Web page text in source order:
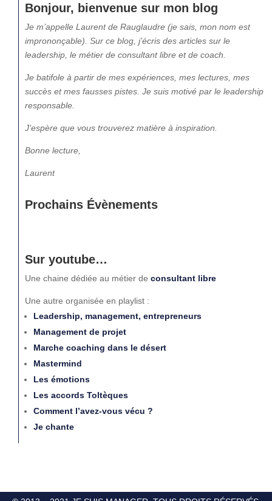
Bonjour, bienvenue sur mon blog
Je m’appelle Laurent de Rauglaudre (je sais, mon nom est
imprononçable). Sur ce blog, j’écris des articles sur le
leadership, le métier de consultant libre et de coach.
Je batifole à partir de mes expériences, mes lectures, mes
succès et mes fausses pistes. Je suis motivé par le leadership
responsable.
J’espère que vous trouverez matière à inspiration.
Bonne lecture,
Laurent
Prochains Évènements
Sur youtube…
Une chaine dédiée au métier de consultant libre
Une autre organisée en playlist :
Leadership, management, entrepreneurs
Management de projet
Marche coaching dans le désert
Mastermind
Les émotions
Les accords Toltèques
Comment l’avez-vous vécu ?
Je chante